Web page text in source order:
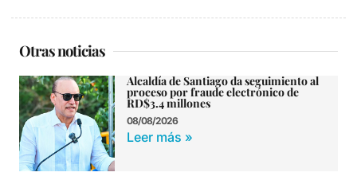
Otras noticias
Alcaldía de Santiago da seguimiento al
proceso por fraude electrónico de
RD$3.4 millones
08/08/2026
Leer más »